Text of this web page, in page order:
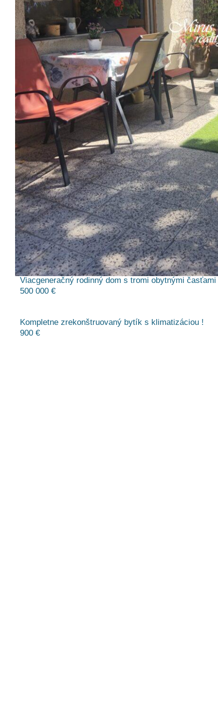
Viacgeneračný rodinný dom s tromi obytnými
500 000 €
Kompletne zrekonštruovaný bytík s klimatizáciou !
900 €